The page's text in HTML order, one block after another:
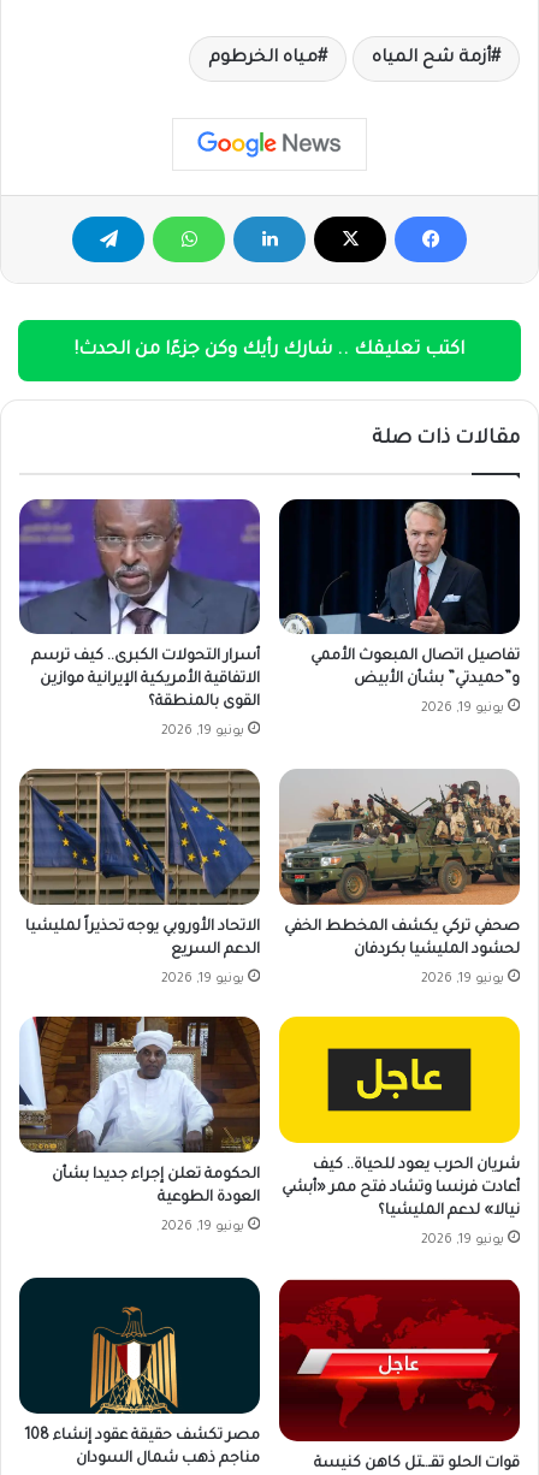
أزمة شح المياه مياه الخرطوم
اكتب تعليقك .. شارك رأيك وكن جزءًا من الحدث!
مقالات ذات صلة
تفاصيل اتصال المبعوث الأممي
و”حميدتي” بشأن الأبيض
يونيو 19, 2026
أسرار التحولات الكبرى.. كيف ترسم
الاتفاقية الأمريكية الإيرانية موازين
القوى بالمنطقة؟
يونيو 19, 2026
صحفي تركي يكشف المخطط الخفي
لحشود المليشيا بكردفان
يونيو 19, 2026
الاتحاد الأوروبي يوجه تحذيراً لمليشيا
الدعم السريع
يونيو 19, 2026
شريان الحرب يعود للحياة.. كيف
أعادت فرنسا وتشاد فتح ممر «أبشي
نيالا» لدعم المليشيا؟
يونيو 19, 2026
الحكومة تعلن إجراء جديدا بشأن
العودة الطوعية
يونيو 19, 2026
قوات الحلو تقـ.ـتل كاهن كنيسة
مصر تكشف حقيقة عقود إنشاء 108
مناجم ذهب شمال السودان